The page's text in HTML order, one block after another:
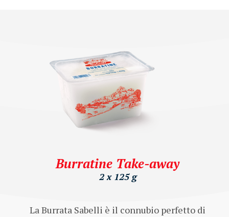
Burratine Take-away
2 x 125 g
La Burrata Sabelli è il connubio perfetto di